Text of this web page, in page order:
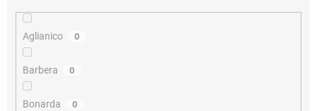
Aglianico 0
Barbera 0
Bonarda 0